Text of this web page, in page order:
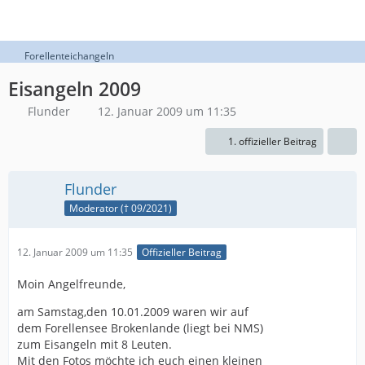
Forellenteichangeln
Eisangeln 2009
Flunder 12. Januar 2009 um 11:35
1. offizieller Beitrag
Flunder
Moderator († 09/2021)
12. Januar 2009 um 11:35 Offizieller Beitrag
Moin Angelfreunde,
am Samstag,den 10.01.2009 waren wir auf
dem Forellensee Brokenlande (liegt bei NMS)
zum Eisangeln mit 8 Leuten.
Mit den Fotos möchte ich euch einen kleinen